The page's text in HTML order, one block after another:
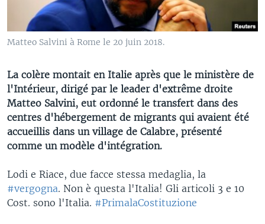
Matteo Salvini à Rome le 20 juin 2018.
La colère montait en Italie après que le ministère de
l'Intérieur, dirigé par le leader d'extrême droite
Matteo Salvini, eut ordonné le transfert dans des
centres d'hébergement de migrants qui avaient été
accueillis dans un village de Calabre, présenté
comme un modèle d'intégration.
Lodi e Riace, due facce stessa medaglia, la
#vergogna. Non è questa l'Italia! Gli articoli 3 e 10
Cost. sono l'Italia. #PrimalaCostituzione